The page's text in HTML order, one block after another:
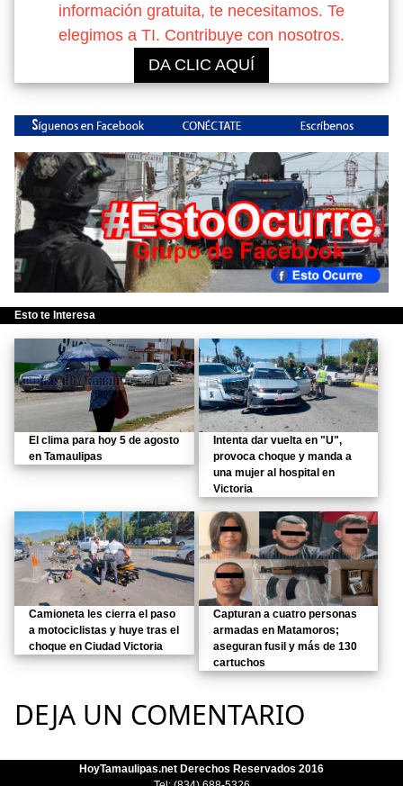
información gratuita, te necesitamos. Te
elegimos a TI. Contribuye con nosotros.
DA CLIC AQUÍ
Esto te Interesa
El clima para hoy 5 de agosto
en Tamaulipas
Intenta dar vuelta en "U",
provoca choque y manda a
una mujer al hospital en
Victoria
Camioneta les cierra el paso
a motociclistas y huye tras el
choque en Ciudad Victoria
Capturan a cuatro personas
armadas en Matamoros;
aseguran fusil y más de 130
cartuchos
DEJA UN COMENTARIO
HoyTamaulipas.net Derechos Reservados 2016